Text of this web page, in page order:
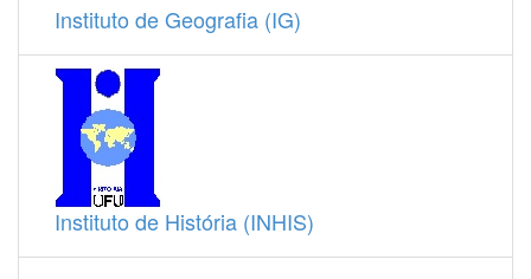
Instituto de Geografia (IG)
Instituto de História (INHIS)